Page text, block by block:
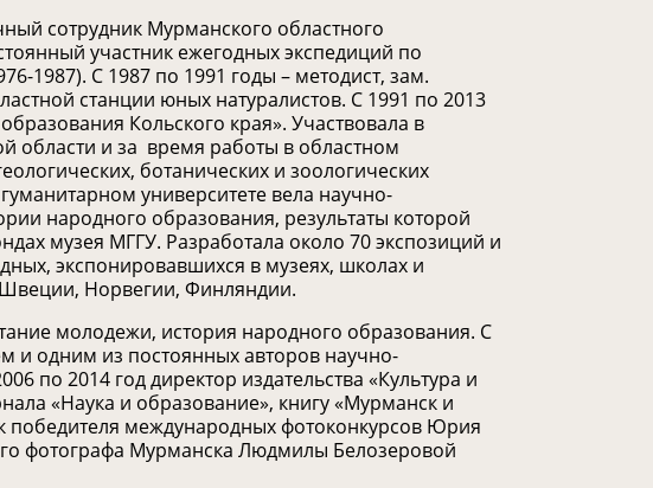
сотрудник Мурманского областного
участник ежегодных экспедиций по
1987). С 1987 по 1991 годы – методист, зам.
станции юных натуралистов. С 1991 по 2013
Кольского края». Участвовала в
области и за время работы в областном
ботанических и зоологических
университете вела научно-
народного образования, результаты которой
музея МГГУ. Разработала около 70 экспозиций и
экспонировавшихся в музеях, школах и
Швеции, Норвегии, Финляндии.
молодежи, история народного образования. С
и одним из постоянных авторов научно-
по 2014 год директор издательства «Культура и
«Наука и образование», книгу «Мурманск и
международных фотоконкурсов Юрия
фотографа Мурманска Людмилы Белозеровой